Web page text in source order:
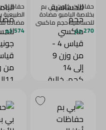
حفاضات كِلوت بي بم
بخلاصة البامبو مضادة
للحساسية حجم ماكسي
14 كجم، خالية من
اللاتيكس والبارابين
والعطور - 32 للعبوة
270 جم
حفاضات
الطبيعية
مضادة
25
اللاتيكس
والعطور - 64
574 جم